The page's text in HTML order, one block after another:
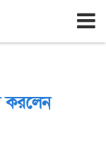
করলেন